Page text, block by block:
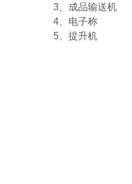
3、成品输送机
4、电子称
5、提升机